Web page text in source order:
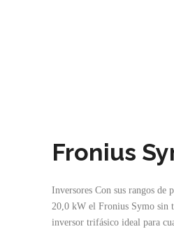
Fronius
Inversores Con sus rangos de
20,0 kW el Fronius Symo sin
inversor trifásico ideal para